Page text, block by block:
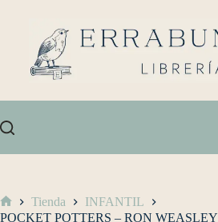
Tienda
INFANTIL
POCKET POTTERS – RON WEASLEY